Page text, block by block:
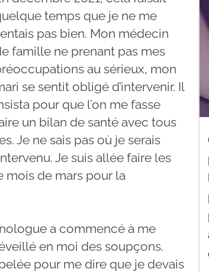
temps que je ne me
pas bien. Mon médecin
famille ne prenant pas mes
au sérieux, mon
se sentit obligé d’intervenir. Il
pour que l’on me fasse
un bilan de santé avec tous
Je ne sais pas où je serais
Je suis allée faire les
mois de mars pour la
a commencé à me
en moi des soupçons.
pour me dire que je devais